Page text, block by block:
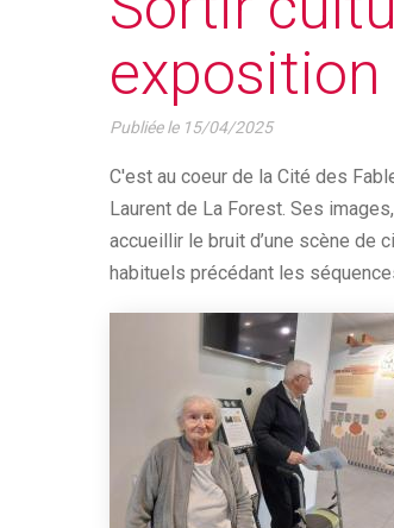
Publiée le 15/04/2025
C'est au coeur de la Cité des
Laurent de La Forest. Ses
accueillir le bruit d’une scène de
habituels précédant les